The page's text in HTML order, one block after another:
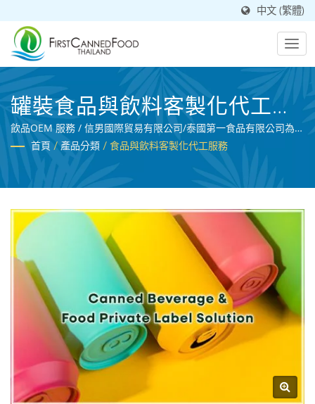
中文 (繁體)
罐裝食品與飲料客製化代工貼
牌服務
飲品OEM 服務 / 信男國際貿易有限公司/泰國第一食品有限公司為通
過BRC認證的專業飲料製造商，農產品處理專家。
首頁 / 產品分類 / 食品與飲料客製化代工服務